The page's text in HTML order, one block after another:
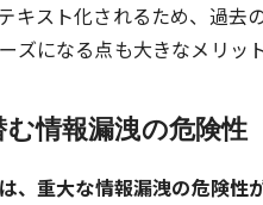
キスト化されるため、過去
ズになる点も大きなメリット
情報漏洩の危険性
、重大な情報漏洩の危険性